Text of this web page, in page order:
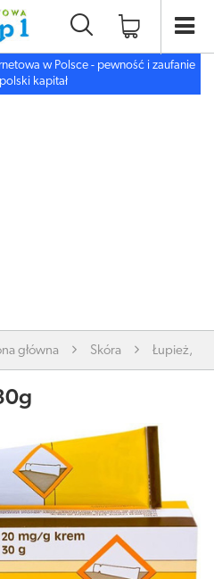
w Polsce - pewność i zaufanie
kapitał
główna Skóra Łupież,